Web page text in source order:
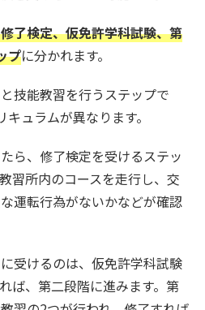
了検定、仮免許学科試験、第
プに分かれます。
技能教習を行うステップで
ュラムが異なります。
ら、修了検定を受けるステッ
習所内のコースを走行し、交
運転行為がないかなどが確認
受けるのは、仮免許学科試験
ば、第二段階に進みます。第